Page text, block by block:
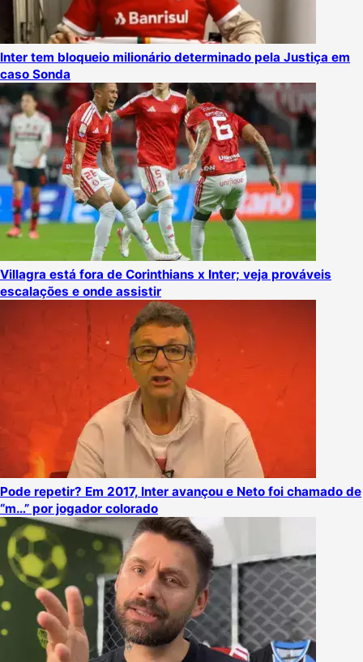
Inter tem bloqueio milionário determinado pela Justiça em
caso Sonda
Villagra está fora de Corinthians x Inter; veja prováveis
escalações e onde assistir
Pode repetir? Em 2017, Inter avançou e Neto foi chamado de
“m…” por jogador colorado